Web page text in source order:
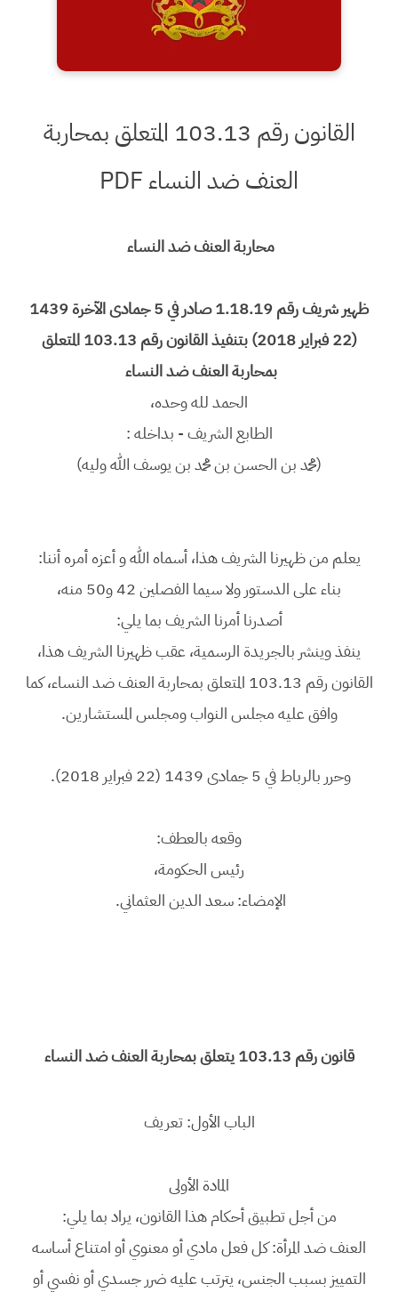
القانون رقم 103.13 المتعلق بمحاربة
العنف ضد النساء PDF
محاربة العنف ضد النساء
ظهير شريف رقم 1.18.19 صادر في 5 جمادى الآخرة 1439
(22 فبراير 2018) بتنفيذ القانون رقم 103.13 المتعلق
بمحاربة العنف ضد النساء
الحمد لله وحده،
الطابع الشريف - بداخله :
(محمد بن الحسن بن محمد بن يوسف الله وليه)
يعلم من ظهيرنا الشريف هذا، أسماه الله و أعزه أمره أننا:
بناء على الدستور ولا سيما الفصلين 42 و50 منه،
أصدرنا أمرنا الشريف بما يلي:
ينفذ وينشر بالجريدة الرسمية، عقب ظهيرنا الشريف هذا،
القانون رقم 103.13 المتعلق بمحاربة العنف ضد النساء، كما
وافق عليه مجلس النواب ومجلس المستشارين.
وحرر بالرباط في 5 جمادى 1439 (22 فبراير 2018).
وقعه بالعطف:
رئيس الحكومة،
الإمضاء: سعد الدين العثماني.
قانون رقم 103.13 يتعلق بمحاربة العنف ضد النساء
الباب الأول: تعريف
المادة الأولى
من أجل تطبيق أحكام هذا القانون، يراد بما يلي:
العنف ضد المرأة: كل فعل مادي أو معنوي أو امتناع أساسه
التمييز بسبب الجنس، يترتب عليه ضرر جسدي أو نفسي أو